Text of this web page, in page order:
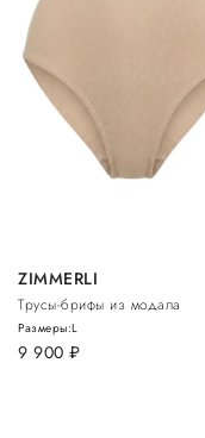
ZIMMERLI
Трусы-брифы из модала
9 900 руб.
Размеры:L